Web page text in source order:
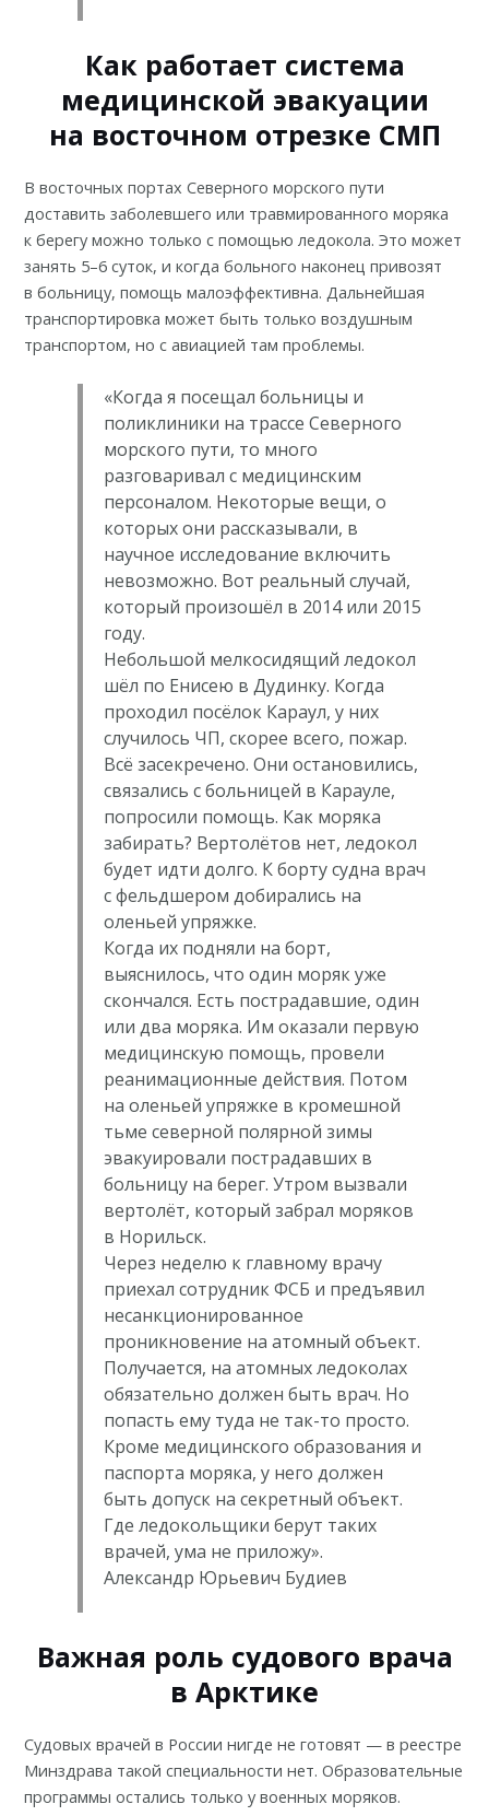
Как работает система
медицинской эвакуации
на восточном отрезке СМП
В восточных портах Северного морского пути
доставить заболевшего или травмированного моряка
к берегу можно только с помощью ледокола.Это может
занять 5–6 суток, и когда больного наконец привозят
в больницу, помощь малоэффективна. Дальнейшая
транспортировка может быть только воздушным
транспортом, но с авиацией там проблемы.
«Когда я посещал больницы и
поликлиники на трассе Северного
морского пути, то много
разговаривал с медицинским
персоналом. Некоторые вещи, о
которых они рассказывали, в
научное исследование включить
невозможно. Вот реальный случай,
который произошёл в 2014 или 2015
году.
Небольшой мелкосидящий ледокол
шёл по Енисею в Дудинку. Когда
проходил посёлок Караул, у них
случилось ЧП, скорее всего, пожар.
Всё засекречено. Они остановились,
связались с больницей в Карауле,
попросили помощь. Как моряка
забирать? Вертолётов нет, ледокол
будет идти долго. К борту судна врач
с фельдшером добирались на
оленьей упряжке.
Когда их подняли на борт,
выяснилось, что один моряк уже
скончался. Есть пострадавшие, один
или два моряка. Им оказали первую
медицинскую помощь, провели
реанимационные действия. Потом
на оленьей упряжке в кромешной
тьме северной полярной зимы
эвакуировали пострадавших в
больницу на берег. Утром вызвали
вертолёт, который забрал моряков
в Норильск.
Через неделю к главному врачу
приехал сотрудник ФСБ и предъявил
несанкционированное
проникновение на атомный объект.
Получается, на атомных ледоколах
обязательно должен быть врач. Но
попасть ему туда не так-то просто.
Кроме медицинского образования и
паспорта моряка, у него должен
быть допуск на секретный объект.
Где ледокольщики берут таких
врачей, ума не приложу».
Александр Юрьевич Будиев
Важная роль судового врача
в Арктике
Судовых врачей в России нигде не готовят — вреестре
Минздрава такой специальности нет. Образовательные
программы остались только у военных моряков.